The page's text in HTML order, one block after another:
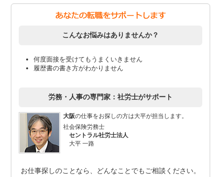
こんなお悩みはありませんか？
何度面接を受けてもうまくいきません
履歴書の書き方がわかりません
労務・人事の専門家：社労士がサポート
大阪の仕事をお探しの方は大平が担当します。
社会保険労務士
セントラル社労士法人
大平 一路
お仕事探しのことなら、どんなことでもご相談ください。